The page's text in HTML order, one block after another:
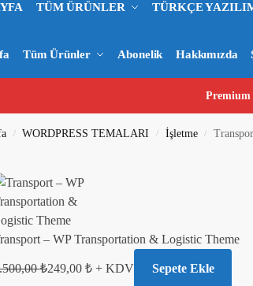
TÜM ÜRÜNLER TÜRKÇE
Tüm Ürünler Abonelik Hakkımızda
Premium
/ WORDPRESS TEMALARI / İşletme /
– WP Transportation & Logistic Theme
₺249,00 ₺+ KDV Sepete Ekle